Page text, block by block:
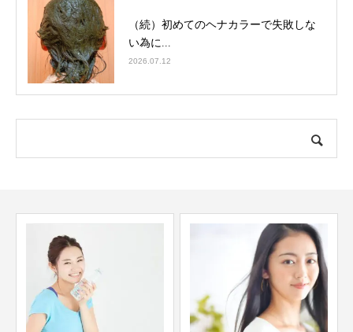
（続）初めてのヘナカラーで失敗しな
い為に...
2026.07.12